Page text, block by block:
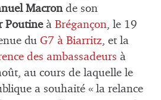
Macronde son
Poutineà Brégançon , le 19
du G7 à Biarritz , et la
des ambassadeurs à
au cours de laquelle le
a souhaité « la relance